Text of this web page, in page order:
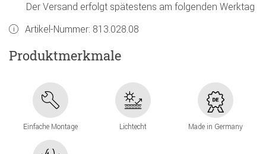
Der Versand erfolgt spätestens am folgenden Werktag
Artikel-Nummer: 813.028.08
Produktmerkmale
Einfache Montage Lichtecht Made in Germany